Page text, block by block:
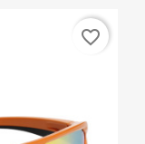
favorite_border